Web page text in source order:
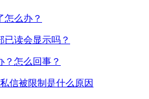
怎么办？
读会显示吗？
？怎么回事？
信被限制是什么原因